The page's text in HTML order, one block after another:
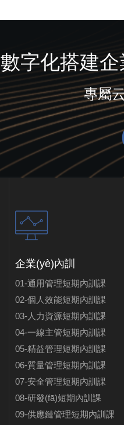
數字化搭建
專屬
企業(yè)內訓
01-通用管理短期內訓課
02-個人效能短期內訓課
03-人力資源短期內訓課
04-一線主管短期內訓課
05-精益管理短期內訓課
06-質量管理短期內訓課
07-安全管理短期內訓課
08-研發(fā)短期內訓課
09-供應鏈管理短期內訓